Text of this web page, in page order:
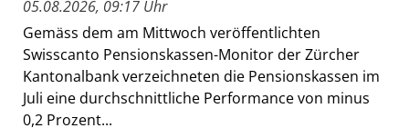
05.08.2026, 09:17 Uhr
Gemäss dem am Mittwoch veröffentlichten
Swisscanto Pensionskassen-Monitor der Zürcher
Kantonalbank verzeichneten die Pensionskassen im
Juli eine durchschnittliche Performance von minus
0,2 Prozent...